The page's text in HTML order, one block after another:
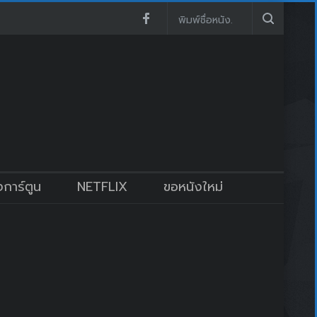
าร์ตูน NETFLIX ขอหนังใหม่